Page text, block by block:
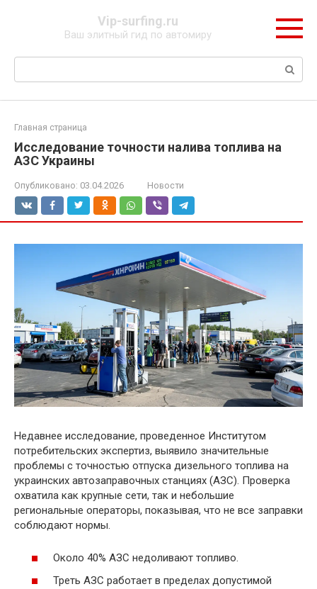
Vip-surfing.ru
Ваш элитный гид по автомиру
Поиск:
Главная страница
Исследование точности налива топлива на
АЗС Украины
Опубликовано: 03.04.2026 Новости
Недавнее исследование, проведенное Институтом
потребительских экспертиз, выявило значительные
проблемы с точностью отпуска дизельного топлива на
украинских автозаправочных станциях (АЗС). Проверка
охватила как крупные сети, так и небольшие
региональные операторы, показывая, что не все заправки
соблюдают нормы.
Около 40% АЗС недоливают топливо.
Треть АЗС работает в пределах допустимой